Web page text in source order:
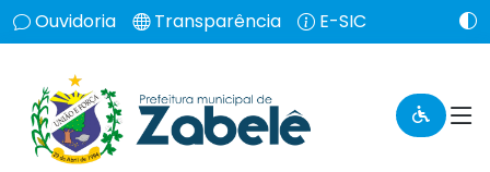
Ouvidoria Transparência E-SIC